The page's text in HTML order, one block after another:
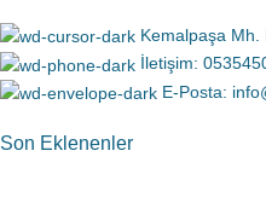
Kemalpaşa
İletişim:
E-Posta:
Son Eklenenler